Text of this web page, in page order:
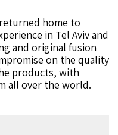
home to
in Tel Aviv and
and original fusion
on the quality
products, with
all over the world.